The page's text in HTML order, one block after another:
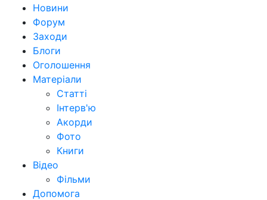
Новини
Форум
Заходи
Блоги
Оголошення
Матеріали
Статті
Інтерв'ю
Акорди
Фото
Книги
Відео
Фільми
Допомога